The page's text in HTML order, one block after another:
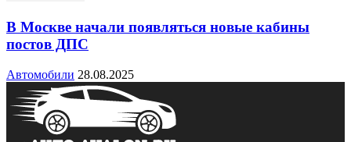
В Москве начали появляться новые кабины
постов ДПС
Автомобили 28.08.2025